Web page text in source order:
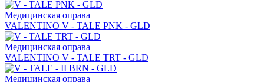
Медицинская оправа
VALENTINO V - TALE PNK - GLD
Медицинская оправа
VALENTINO V - TALE TRT - GLD
Медицинская оправа